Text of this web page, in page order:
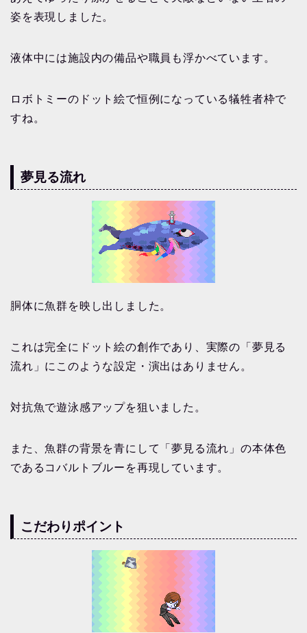
姿を表現しました。
液体中には施設内の備品や職員も浮かべています。
ロボトミーのドット絵で恒例になっている犠牲者枠で
すね。
夢見る流れ
胴体に魚群を映し出しました。
これは完全にドット絵の創作であり、実際の「夢見る
流れ」にこのような設定・演出はありません。
対抗魚で遊泳感アップを狙いました。
また、魚群の背景を青にして「夢見る流れ」の本体色
であるコバルトブルーを再現しています。
こだわりポイント